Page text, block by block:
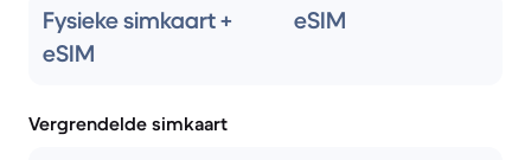
Fysieke simkaart +
eSIM
eSIM
Vergrendelde simkaart